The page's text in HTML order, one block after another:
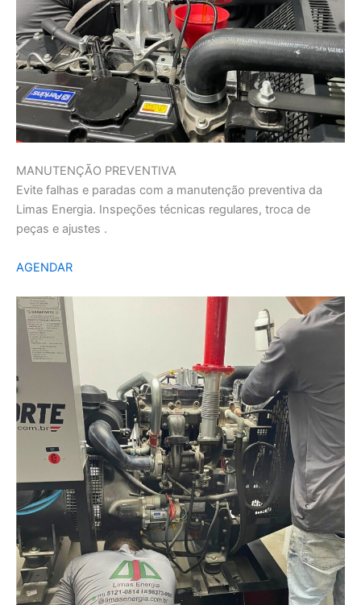
MANUTENÇÃO PREVENTIVA
Evite falhas e paradas com a manutenção preventiva da
Limas Energia. Inspeções técnicas regulares, troca de
peças e ajustes .
AGENDAR